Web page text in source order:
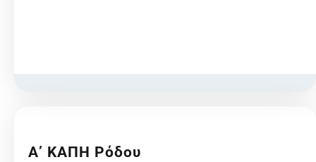
Α’ ΚΑΠΗ Ρόδου